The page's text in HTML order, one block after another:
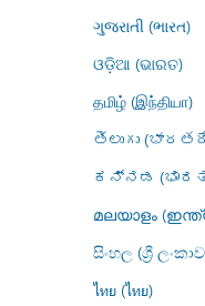
ગુજરાતી (ભારત)
ଓଡ଼ିଆ (ଭାରତ)
தமிழ் (இந்தியா)
తెలుగు
ಕನ್ನಡ
മലയാളം
සිංහල (ශ්‍රී
ไทย (ไทย)